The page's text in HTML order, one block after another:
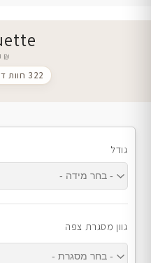
₪
322 חוות דעת
גודל
גוון מסגרת צפה